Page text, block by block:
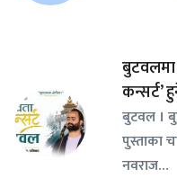
बुटवलमा
कन्सर्ट’
बुटवल ।
पुस्ताका
नवराज…